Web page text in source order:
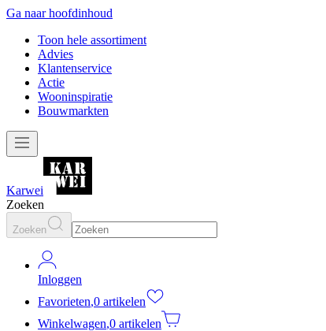
Ga naar hoofdinhoud
Toon hele assortiment
Advies
Klantenservice
Actie
Wooninspiratie
Bouwmarkten
Karwei
Zoeken
Zoeken
Inloggen
Favorieten,0 artikelen
Winkelwagen,0 artikelen